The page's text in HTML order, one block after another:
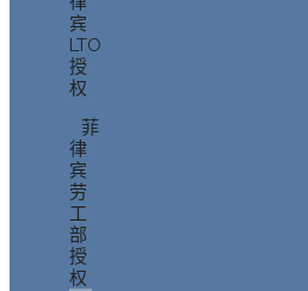
宾
LTO
授
权
菲
律
宾
劳
工
部
授
权